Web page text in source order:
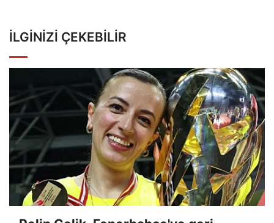
İLGINIZI ÇEKEBILIR